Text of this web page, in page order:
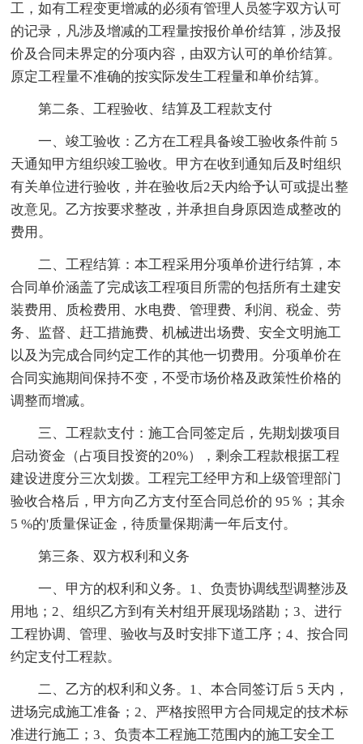
工，如有工程变更增减的必须有管理人员签字双方认可
的记录，凡涉及增减的工程量按报价单价结算，涉及报
价及合同未界定的分项内容，由双方认可的单价结算。
原定工程量不准确的按实际发生工程量和单价结算。
第二条、工程验收、结算及工程款支付
一、竣工验收：乙方在工程具备竣工验收条件前 5
天通知甲方组织竣工验收。甲方在收到通知后及时组织
有关单位进行验收，并在验收后2天内给予认可或提出整
改意见。乙方按要求整改，并承担自身原因造成整改的
费用。
二、工程结算：本工程采用分项单价进行结算，本
合同单价涵盖了完成该工程项目所需的包括所有土建安
装费用、质检费用、水电费、管理费、利润、税金、劳
务、监督、赶工措施费、机械进出场费、安全文明施工
以及为完成合同约定工作的其他一切费用。分项单价在
合同实施期间保持不变，不受市场价格及政策性价格的
调整而增减。
三、工程款支付：施工合同签定后，先期划拨项目
启动资金（占项目投资的20%），剩余工程款根据工程
建设进度分三次划拨。工程完工经甲方和上级管理部门
验收合格后，甲方向乙方支付至合同总价的 95％；其余
5 %的'质量保证金，待质量保期满一年后支付。
第三条、双方权利和义务
一、甲方的权利和义务。1、负责协调线型调整涉及
用地；2、组织乙方到有关村组开展现场踏勘；3、进行
工程协调、管理、验收与及时安排下道工序；4、按合同
约定支付工程款。
二、乙方的权利和义务。1、本合同签订后 5 天内，
进场完成施工准备；2、严格按照甲方合同规定的技术标
准进行施工；3、负责本工程施工范围内的施工安全工